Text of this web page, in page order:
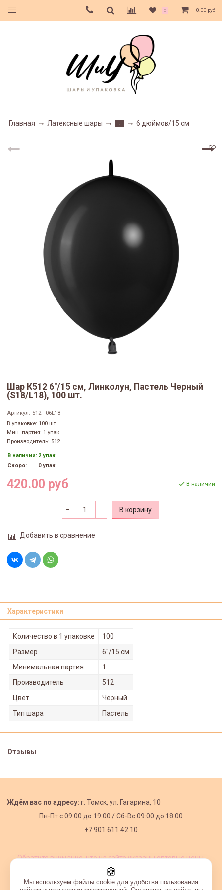
0 0.00 руб
Главная Латексные шары - 6 дюймов/15 см
Шар К512 6"/15 см, Линколун, Пастель Черный
(S18/L18), 100 шт.
Артикул: 512—06L18
В упаковке: 100 шт.
Мин. партия: 1 упак
Производитель: 512
В наличии: 2 упак
Скоро:
0 упак
420.00 руб В наличии
В корзину
Добавить в сравнение
Характеристики
Количество в 1 упаковке
100
Размер
6"/15 см
Минимальная партия
1
Производитель
512
Цвет
Черный
Тип шара
Пастель
Отзывы
Ждём вас по адресу: г. Томск, ул. Гагарина, 10
Пн-Пт с09:00 до 19:00 /Сб-Вс 09:00 до 18:00
+7 901 611 42 10
Обратите внимание, что на сайте указаны оптовые цены,
🍪
Мы используем файлы cookie для удобства пользования